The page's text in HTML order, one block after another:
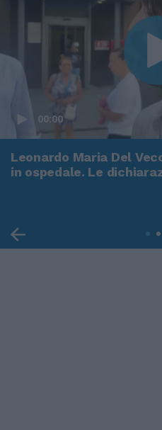
00:00
Leonardo Maria Del
in ospedale. Le